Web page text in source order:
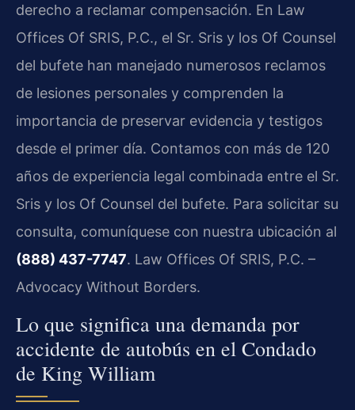
derecho a reclamar compensación. En Law
Offices Of SRIS, P.C., el Sr. Sris y los Of Counsel
del bufete han manejado numerosos reclamos
de lesiones personales y comprenden la
importancia de preservar evidencia y testigos
desde el primer día. Contamos con más de 120
años de experiencia legal combinada entre el Sr.
Sris y los Of Counsel del bufete. Para solicitar su
consulta, comuníquese con nuestra ubicación al
(888) 437-7747. Law Offices Of SRIS, P.C. –
Advocacy Without Borders.
Lo que significa una demanda por
accidente de autobús en el Condado
de King William